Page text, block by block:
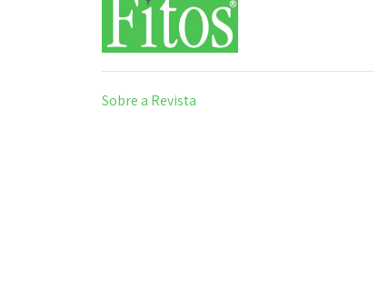
Sobre a Revista